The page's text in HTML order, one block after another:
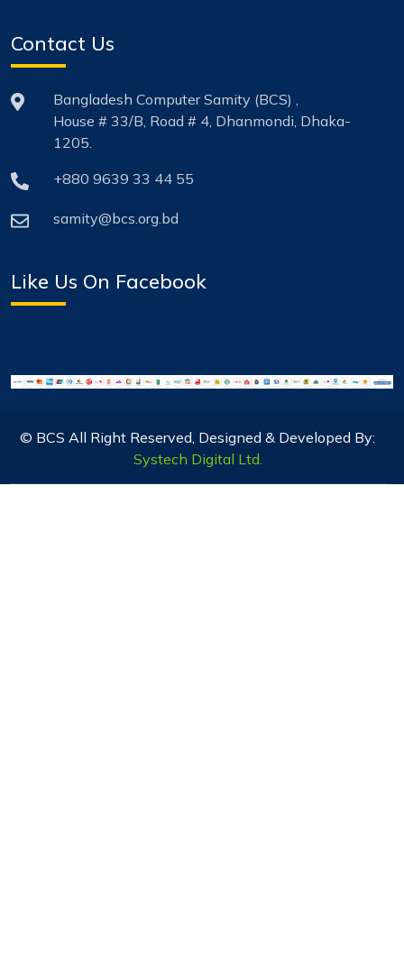
Contact Us
Bangladesh Computer Samity (BCS) ,
House # 33/B, Road # 4, Dhanmondi, Dhaka-
1205.
+880 9639 33 44 55
samity@bcs.org.bd
Like Us On Facebook
© BCS All Right Reserved, Designed & Developed By:
Systech Digital Ltd.